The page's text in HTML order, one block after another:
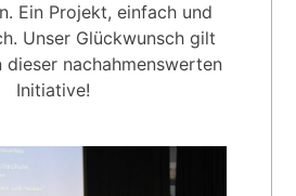
Ein Projekt, einfach und
Unser Glückwunsch gilt
nachahmenswerten
Initiative!